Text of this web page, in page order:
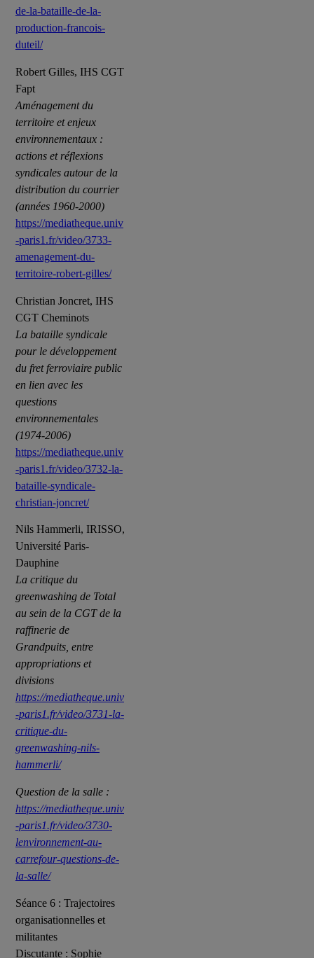
de-la-bataille-de-la-
production-francois-
duteil/
Robert Gilles, IHS CGT
Fapt
Aménagement du
territoire et enjeux
environnementaux :
actions et réflexions
syndicales autour de la
distribution du courrier
(années 1960-2000)
https://mediatheque.univ
-paris1.fr/video/3733-
amenagement-du-
territoire-robert-gilles/
Christian Joncret, IHS
CGT Cheminots
La bataille syndicale
pour le développement
du fret ferroviaire public
en lien avec les
questions
environnementales
(1974-2006)
https://mediatheque.univ
-paris1.fr/video/3732-la-
bataille-syndicale-
christian-joncret/
Nils Hammerli, IRISSO,
Université Paris-
Dauphine
La critique du
greenwashing de Total
au sein de la CGT de la
raffinerie de
Grandpuits, entre
appropriations et
divisions
https://mediatheque.univ
-paris1.fr/video/3731-la-
critique-du-
greenwashing-nils-
hammerli/
Question de la salle :
https://mediatheque.univ
-paris1.fr/video/3730-
lenvironnement-au-
carrefour-questions-de-
la-salle/
Séance 6 : Trajectoires
organisationnelles et
militantes
Discutante : Sophie